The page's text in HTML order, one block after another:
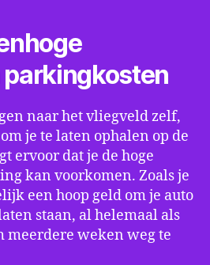
naar het vliegveld zelf,
je te laten ophalen op de
ervoor dat je de hoge
kan voorkomen. Zoals je
een hoop geld om je auto
staan, al helemaal als
meerdere weken weg te